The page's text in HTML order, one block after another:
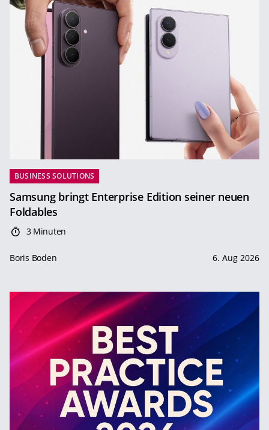
BUSINESS SOLUTIONS
Samsung bringt Enterprise Edition seiner neuen
Foldables
3 Minuten
Boris Boden 6. Aug 2026